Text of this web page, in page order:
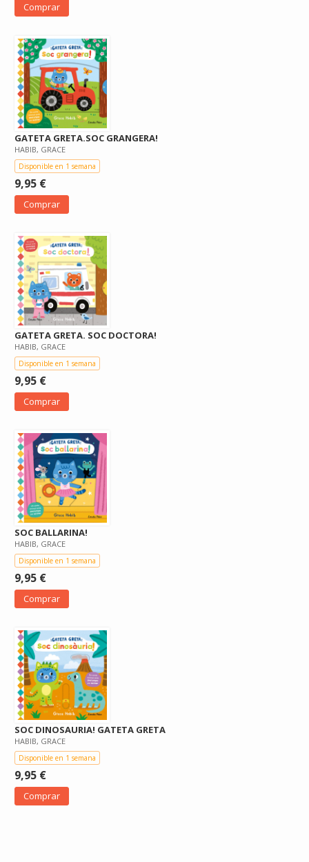
Comprar
GATETA GRETA.SOC GRANGERA!
HABIB, GRACE
Disponible en 1 semana
9,95 €
Comprar
GATETA GRETA. SOC DOCTORA!
HABIB, GRACE
Disponible en 1 semana
9,95 €
Comprar
SOC BALLARINA!
HABIB, GRACE
Disponible en 1 semana
9,95 €
Comprar
SOC DINOSAURIA! GATETA GRETA
HABIB, GRACE
Disponible en 1 semana
9,95 €
Comprar